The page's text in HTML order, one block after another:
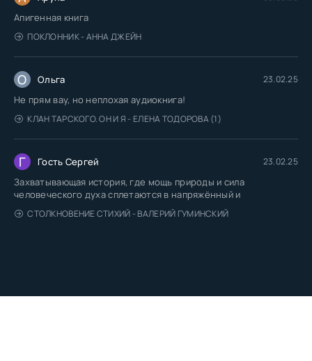
Апигенная книга
ПОКЛОННИК - АННА ДЖЕЙН
О Ольга 23.02.25
Не прям вау, но неплохая аудиокнига!
КЛАН ТАРСКОГО. ОН И Я - ЕЛЕНА ТОДОРОВА (1)
Г Гость Сергей 23.02.25
Захватывающая история, где мощь природы и сила
человеческого духа сплетаются в напряжённый и
СТОЛКНОВЕНИЕ СТИХИЙ - ВАЛЕРИЙ ГУМИНСКИЙ